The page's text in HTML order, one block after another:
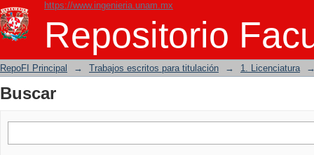
https://www.ingenieria.unam.mx
Repositorio
Buscar
RepoFI Principal → Trabajos escritos para titulación → 1. Licenciatura
Buscar